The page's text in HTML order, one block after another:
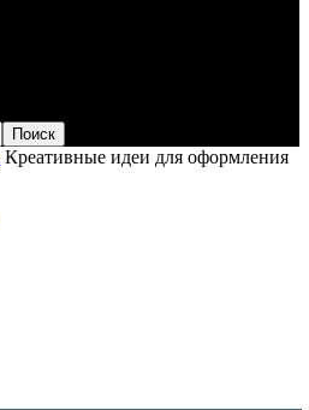
Креативные идеи для оформления